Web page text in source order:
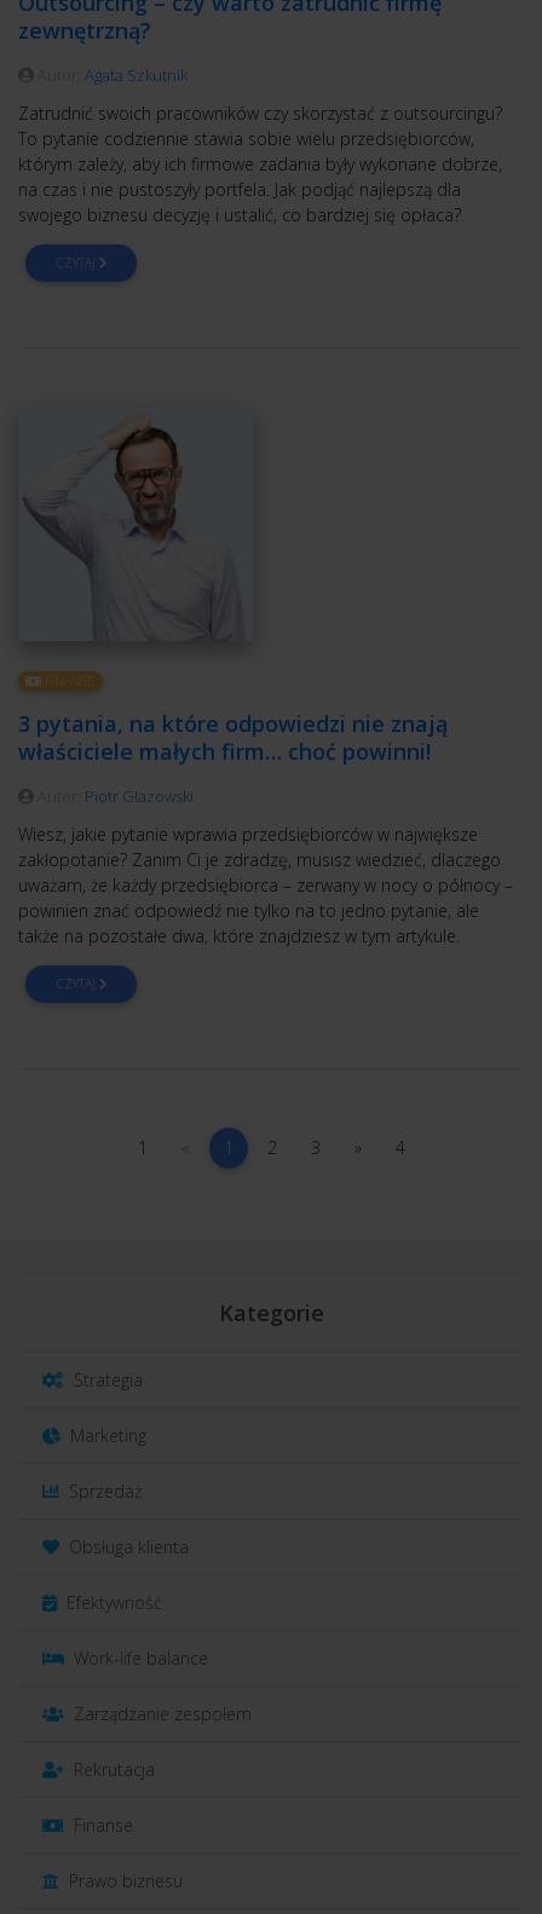
zewnętrzną?
Agata Szkutnik
Zatrudnić swoich pracowników czy skorzystać z outsourcingu?
To pytanie codziennie stawia sobie wielu przedsiębiorców,
którym zależy, aby ich firmowe zadania były wykonane dobrze,
na czas i nie pustoszyły portfela. Jak podjąć najlepszą dla
swojego biznesu decyzję i ustalić, co bardziej się opłaca?
CZYTAJ
FINANSE
3 pytania, na które odpowiedzi nie znają
właściciele małych firm… choć powinni!
Piotr Głazowski
Wiesz, jakie pytanie wprawia przedsiębiorców w największe
zakłopotanie? Zanim Ci je zdradzę, musisz wiedzieć, dlaczego
uważam, że każdy przedsiębiorca – zerwany w nocy o północy –
powinien znać odpowiedź nie tylko na to jedno pytanie, ale
także na pozostałe dwa, które znajdziesz w tym artykule.
CZYTAJ
1 poprzednia
1 (current)
22 33 »następna
44
Kategorie
Strategia
Marketing
Sprzedaż
Obsługa klienta
Efektywność
Work-life balance
Zarządzanie zespołem
Rekrutacja
Finanse
Prawo biznesu